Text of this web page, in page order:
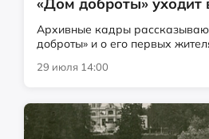
Архивные кадры
доброты» и о его первых
29 июля 14:00